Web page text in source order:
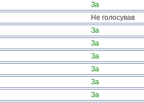
За
Не голосував
За
За
За
За
За
За